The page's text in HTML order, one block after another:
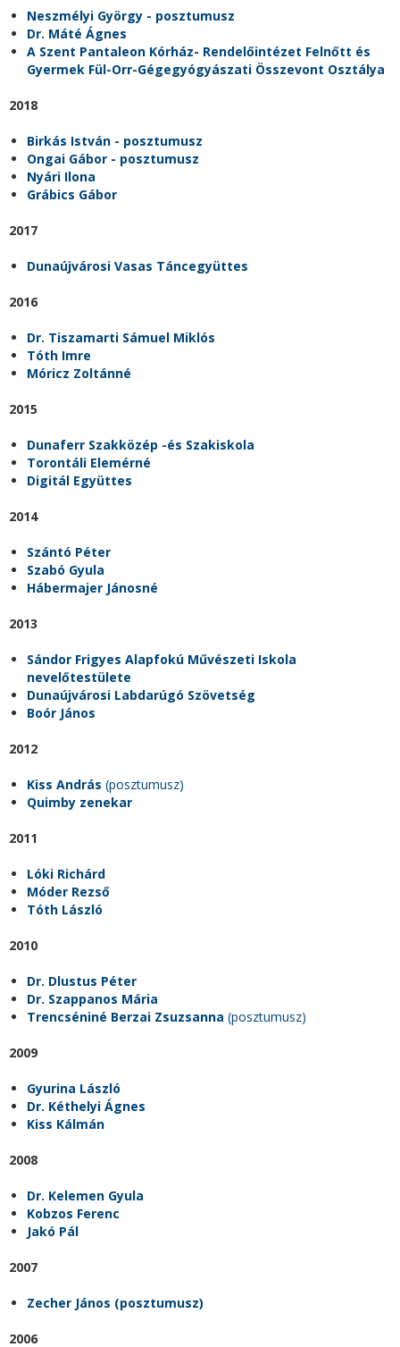
Neszmélyi György - posztumusz
Dr. Máté Ágnes
A Szent Pantaleon Kórház- Rendelőintézet Felnőtt és
Gyermek Fül-Orr-Gégegyógyászati Összevont Osztálya
2018
Birkás István - posztumusz
Ongai Gábor - posztumusz
Nyári Ilona
Grábics Gábor
2017
Dunaújvárosi Vasas Táncegyüttes
2016
Dr. Tiszamarti Sámuel Miklós
Tóth Imre
Móricz Zoltánné
2015
Dunaferr Szakközép -és Szakiskola
Torontáli Elemérné
Digitál Együttes
2014
Szántó Péter
Szabó Gyula
Hábermajer Jánosné
2013
Sándor Frigyes Alapfokú Művészeti Iskola
nevelőtestülete
Dunaújvárosi Labdarúgó Szövetség
Boór János
2012
Kiss András (posztumusz)
Quimby zenekar
2011
Lóki Richárd
Móder Rezső
Tóth László
2010
Dr. Dlustus Péter
Dr. Szappanos Mária
Trencséniné Berzai Zsuzsanna (posztumusz)
2009
Gyurina László
Dr. Kéthelyi Ágnes
Kiss Kálmán
2008
Dr. Kelemen Gyula
Kobzos Ferenc
Jakó Pál
2007
Zecher János (posztumusz)
2006